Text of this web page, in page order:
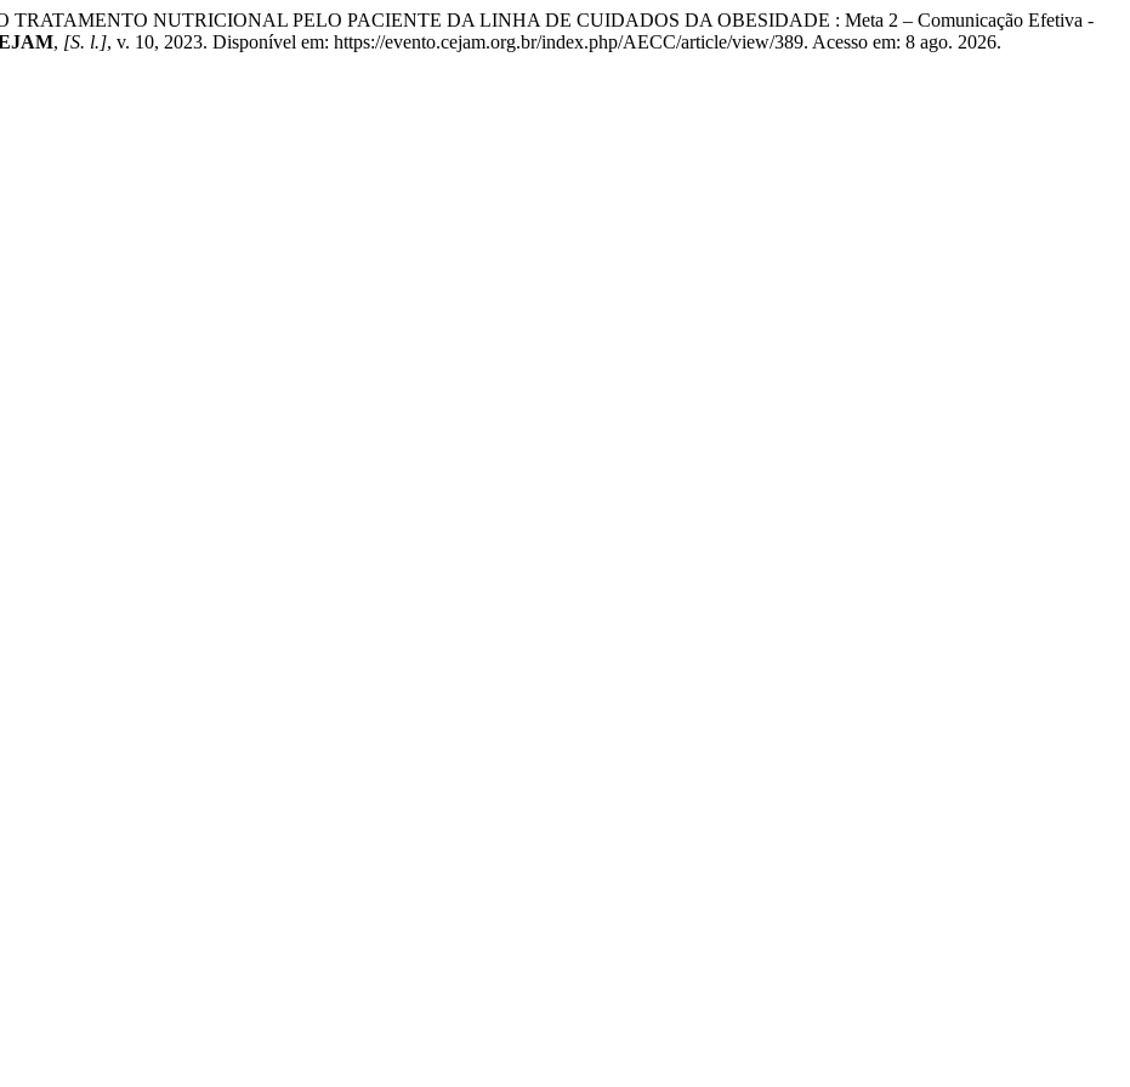
NUTRICIONAL PELO PACIENTE DA LINHA DE CUIDADOS DA OBESIDADE : Meta 2 – Comunicação Efetiva -
, [S. l.], v. 10, 2023. Disponível em: https://evento.cejam.org.br/index.php/AECC/article/view/389. Acesso em: 8 ago. 2026.